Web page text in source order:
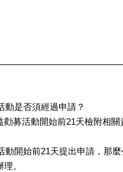
動是否須經過申請？
募活動開始前21天檢附相關
動開始前21天提出申請，那
。